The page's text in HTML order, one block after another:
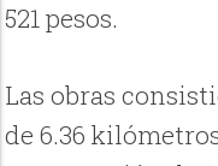
521 pesos.
Las obras
de 6.36